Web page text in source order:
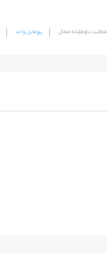
فعالیت داوطلبانه فعال پروفایل واحد